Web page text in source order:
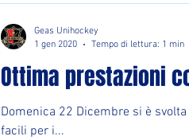
Ottima prestazioni
Domenica 22 Dicembre si è
facili per i...
Geas Unihockey
1 gen 2020
Tempo di lettura: 1 min